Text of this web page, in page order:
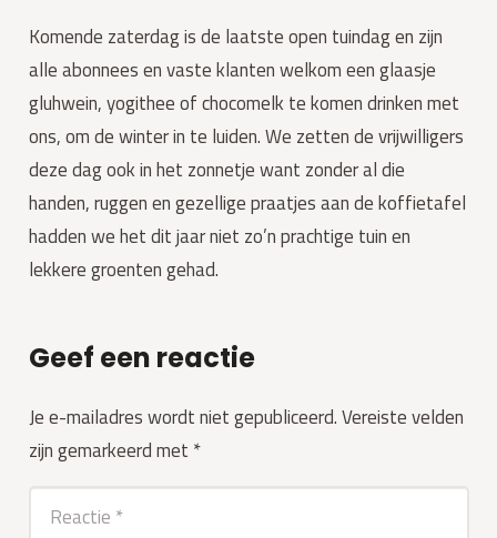
Komende zaterdag is de laatste open tuindag en zijn
alle abonnees en vaste klanten welkom een glaasje
gluhwein, yogithee of chocomelk te komen drinken met
ons, om de winter in te luiden. We zetten de vrijwilligers
deze dag ook in het zonnetje want zonder al die
handen, ruggen en gezellige praatjes aan de koffietafel
hadden we het dit jaar niet zo’n prachtige tuin en
lekkere groenten gehad.
Geef een reactie
Je e-mailadres wordt niet gepubliceerd.Vereiste velden
zijn gemarkeerd met *